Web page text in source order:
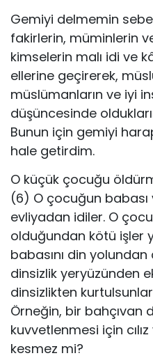
Gemiyi delmemin
fakirlerin, müminlerin
kimselerin malı idi ve
ellerine geçirerek,
müslümanların ve iyi
düşüncesinde
Bunun için gemiyi
hale getirdim.
O küçük çocuğu
(6) O çocuğun
evliyadan idiler. O
olduğundan kötü işler
babasını din yolundan
dinsizlik yeryüzünden
dinsizlikten
Örneğin, bir bahçıvan
kuvvetlenmesi için
kesmez mi?